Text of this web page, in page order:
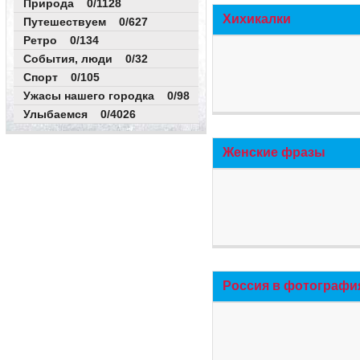
Природа 0/1128
Путешествуем 0/627
Ретро 0/134
События, люди 0/32
Спорт 0/105
Ужасы нашего городка 0/98
Улыбаемся 0/4026
Хихикалки
Женские фразы
Россия в